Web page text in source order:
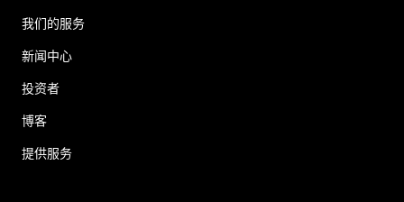
我们的服务
新闻中心
投资者
博客
提供服务